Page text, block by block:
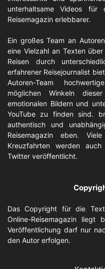
unterhaltsame Videos
Reisemagazin erlebbarer.
Ein großes Team an Autoren
eine Vielzahl an Texten
Reisen durch
erfahrener Reisejournalist
Autoren-Team
möglichen Winkeln
emotionalen Bildern und
YouTube zu finden sind.
authentisch und
Reisemagazin eben.
Kreuzfahrten werden
Twitter veröffentlicht.
Das Copyright für die
Online-Reisemagazin liegt
Veröffentlichung darf nur
den Autor erfolgen.